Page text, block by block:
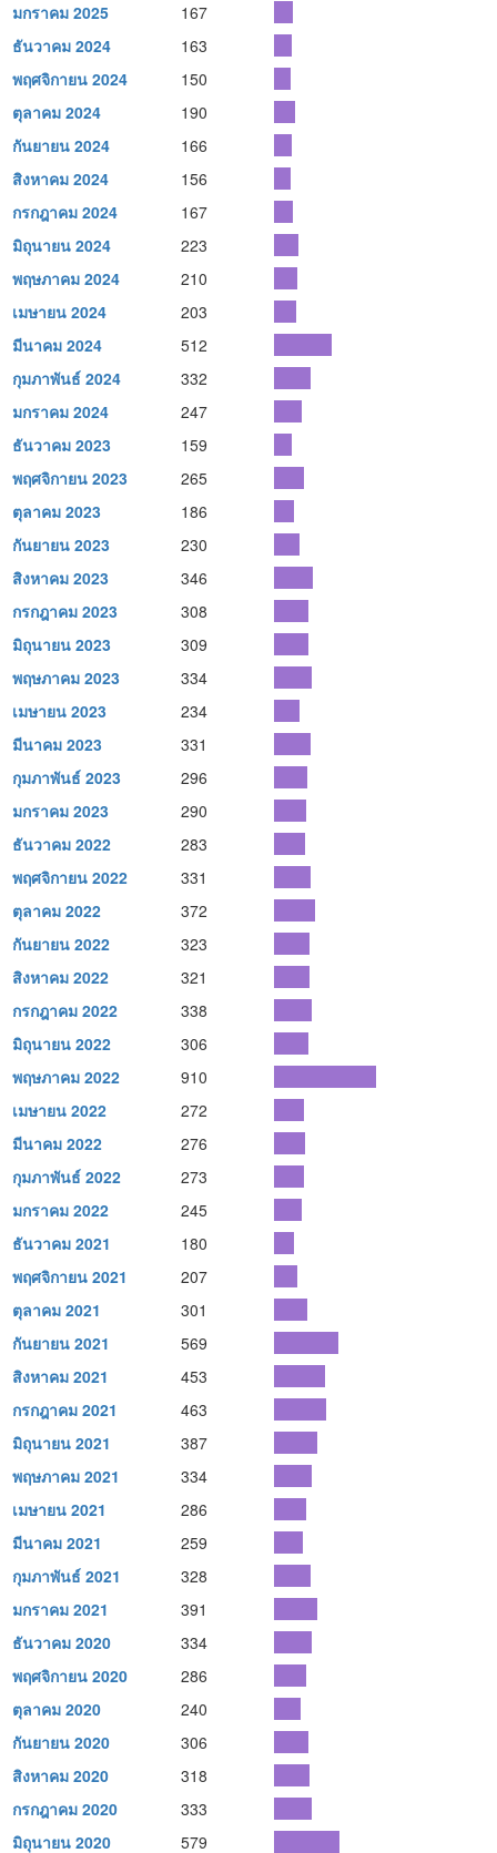
มกราคม 2025
167
ธันวาคม 2024
163
พฤศจิกายน 2024
150
ตุลาคม 2024
190
กันยายน 2024
166
สิงหาคม 2024
156
กรกฎาคม 2024
167
มิถุนายน 2024
223
พฤษภาคม 2024
210
เมษายน 2024
203
มีนาคม 2024
512
กุมภาพันธ์ 2024
332
มกราคม 2024
247
ธันวาคม 2023
159
พฤศจิกายน 2023
265
ตุลาคม 2023
186
กันยายน 2023
230
สิงหาคม 2023
346
กรกฎาคม 2023
308
มิถุนายน 2023
309
พฤษภาคม 2023
334
เมษายน 2023
234
มีนาคม 2023
331
กุมภาพันธ์ 2023
296
มกราคม 2023
290
ธันวาคม 2022
283
พฤศจิกายน 2022
331
ตุลาคม 2022
372
กันยายน 2022
323
สิงหาคม 2022
321
กรกฎาคม 2022
338
มิถุนายน 2022
306
พฤษภาคม 2022
910
เมษายน 2022
272
มีนาคม 2022
276
กุมภาพันธ์ 2022
273
มกราคม 2022
245
ธันวาคม 2021
180
พฤศจิกายน 2021
207
ตุลาคม 2021
301
กันยายน 2021
569
สิงหาคม 2021
453
กรกฎาคม 2021
463
มิถุนายน 2021
387
พฤษภาคม 2021
334
เมษายน 2021
286
มีนาคม 2021
259
กุมภาพันธ์ 2021
328
มกราคม 2021
391
ธันวาคม 2020
334
พฤศจิกายน 2020
286
ตุลาคม 2020
240
กันยายน 2020
306
สิงหาคม 2020
318
กรกฎาคม 2020
333
มิถุนายน 2020
579